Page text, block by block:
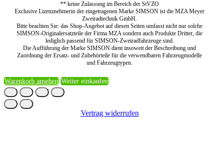
** keine Zulassung im Bereich der StVZO
Exclusive Lizenznehmerin der eingetragenen Marke SIMSON ist die MZA Meyer
Zweiradtechnik GmbH.
Bitte beachten Sie: das Shop-Angebot auf diesen Seiten umfasst nicht nur solche
SIMSON-Originalersatzteile der Firma MZA sondern auch Produkte Dritter, die
lediglich passend für SIMSON-Zweiradfahrzeuge sind.
Die Aufführung der Marke SIMSON dient insoweit der Beschreibung und
Zuordnung der Ersatz- und Zubehörteile für die verwendbaren Fahrzeugmodelle
und Fahrzeugtypen.
Warenkorb ansehen Weiter einkaufen
Vertrag widerrufen